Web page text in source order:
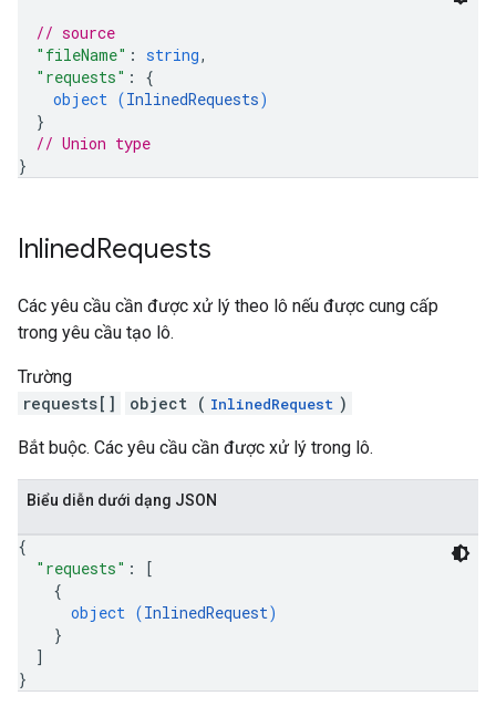
// source
"fileName" : string,
"requests" : {
object (InlinedRequests)
}
// Union type
}
InlinedRequests
Các yêu cầu cần được xử lý theo lô nếu được cung cấp
trong yêu cầu tạo lô.
Trường
requests[]
object ( InlinedRequest )
Bắt buộc. Các yêu cầu cần được xử lý trong lô.
Biểu diễn dưới dạng JSON
{
"requests" :
[
{
object (InlinedRequest)
}
]
}